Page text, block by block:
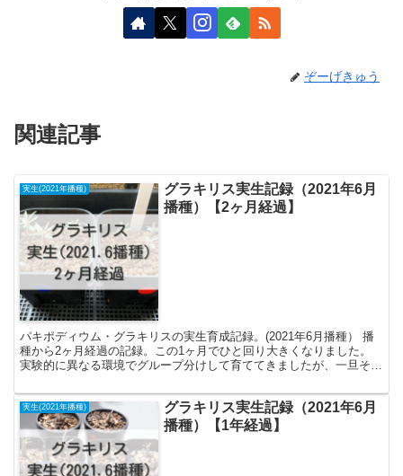
ぞーげきゅう
関連記事
実生(2021年播種)
グラキリス実生記録（2021年6月
播種）【2ヶ月経過】
パキポディウム・グラキリスの実生育成記録。(2021年6月播種） 播
種から2ヶ月経過の記録。この1ヶ月でひと回り大きくなりました。
実験的に異なる環境でグループ分けして育ててきましたが、一旦その
の正解探しに向けた、今後の方向性について。
実生(2021年播種)
グラキリス実生記録（2021年6月
播種）【1年経過】